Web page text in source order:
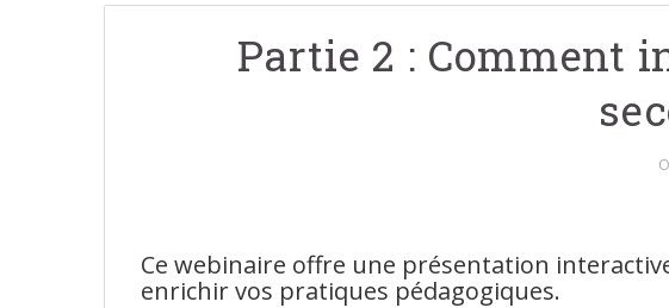
Partie 2 : Comment
Ce webinaire offre une présentation
enrichir vos pratiques pédagogiques.